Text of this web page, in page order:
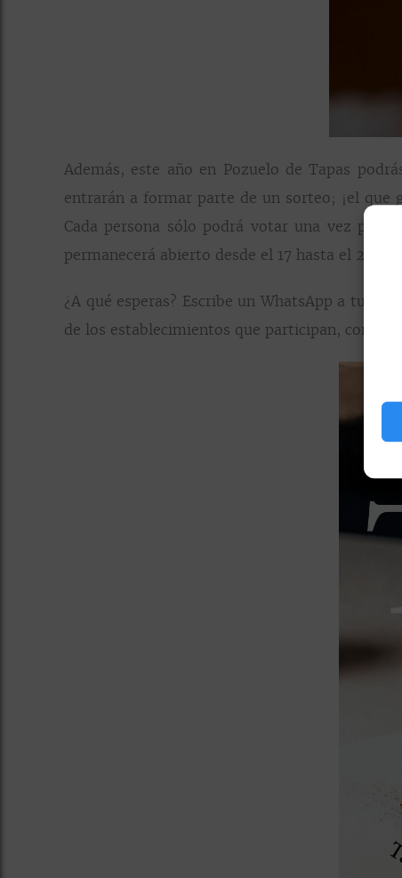
Además, este año en Pozuelo de Tapas
entrarán a formar parte de un sorteo; ¡el que
Cada persona sólo podrá votar una vez por
permanecerá abierto desde el 17 hasta el 26
¿A qué esperas? Escribe un WhatsApp a tus
de los establecimientos que participan, con